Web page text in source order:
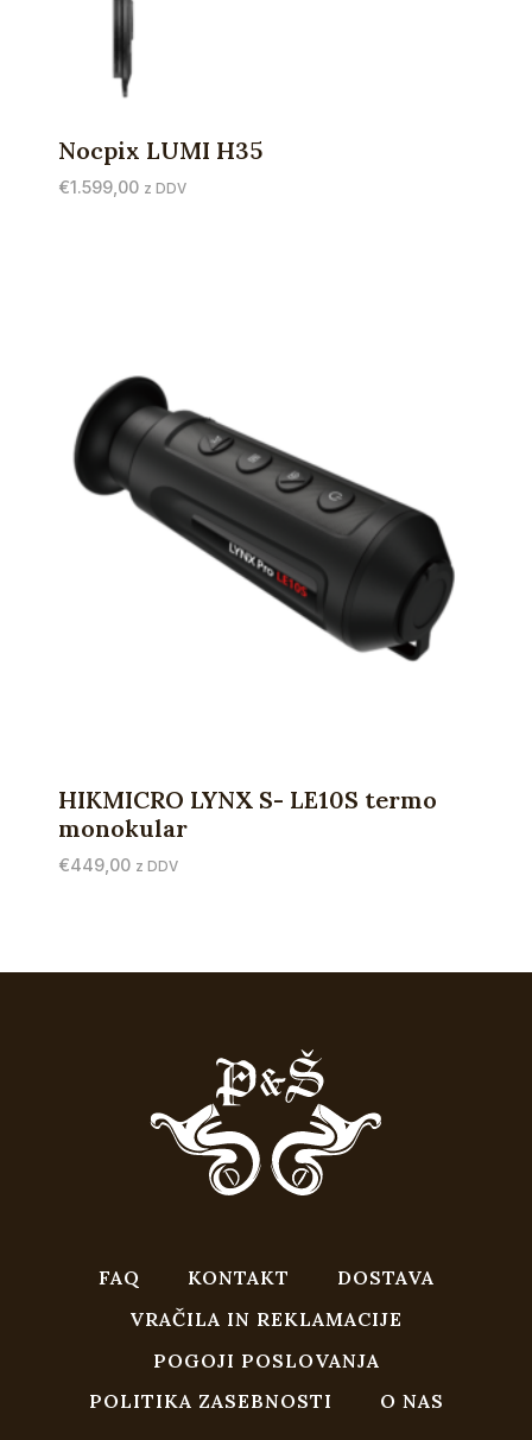
Nocpix LUMI H35
€1.599,00 z DDV
HIKMICRO LYNX S- LE10S termo
monokular
€449,00 z DDV
FAQ KONTAKT
DOSTAVA
VRAČILA IN REKLAMACIJE
POGOJI POSLOVANJA
POLITIKA ZASEBNOSTI
O NAS